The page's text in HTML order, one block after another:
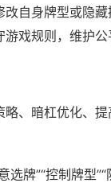
自身牌型或隐藏
戏规则，维护公
、暗杠优化、
牌”“控制牌型